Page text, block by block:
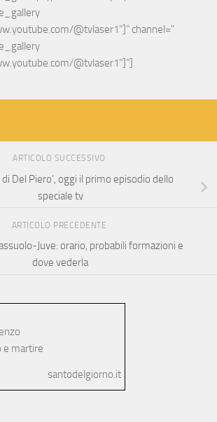
@tvlaser1"]" channel="
@tvlaser1"]"]
ARTICOLO SUCCESSIVO
di Del Piero’, oggi il primo episodio dello
speciale tv
ARTICOLO PRECEDENTE
Juve: orario, probabili formazioni e
dove vederla
e martire
santodelgiorno.it